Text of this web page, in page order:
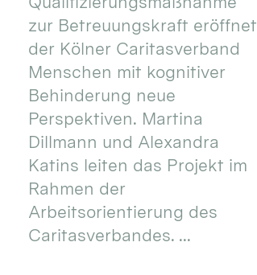
zur Betreuungskraft eröffnet
der Kölner Caritasverband
Menschen mit kognitiver
Behinderung neue
Perspektiven. Martina
Dillmann und Alexandra
Katins leiten das Projekt im
Rahmen der
Arbeitsorientierung des
Caritasverbandes. ...